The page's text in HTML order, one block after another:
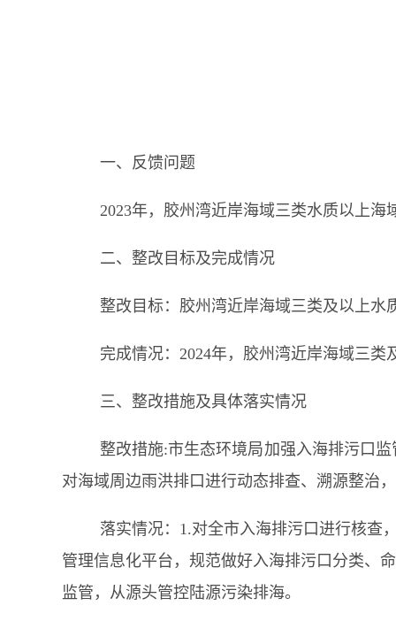
一、反馈问题
2023年，胶州湾近岸海域三类水质以上海
二、整改目标及完成情况
整改目标：胶州湾近岸海域三类及以上水
完成情况：2024年， 胶州湾近岸海域三类
三、 整改措施及具体落实情况
整改措施:市生态环境局加强入海排污口
对海域周边雨洪排口进行动态排查、溯源整治
落实情况： 1.对全市入海排污口进行核查
管理信息化平台，规范做好入海排污口分类、
监管，从源头管控陆源污染排海。